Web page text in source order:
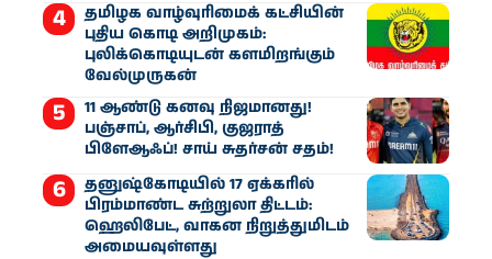
தமிழக வாழ்வுரிமைக் கட்சியின்
புதிய கொடி அறிமுகம்:
புலிக்கொடியுடன் களமிறங்கும்
வேல்முருகன்
11 ஆண்டு கனவு நிஜமானது!
பஞ்சாப், ஆர்சிபி, குஜராத்
பிளேஆஃப்! சாய் சுதர்சன் சதம்!
தனுஷ்கோடியில் 17 ஏக்கரில்
பிரம்மாண்ட சுற்றுலா திட்டம்:
ஹெலிபேட், வாகன நிறுத்துமிடம்
அமையவுள்ளது